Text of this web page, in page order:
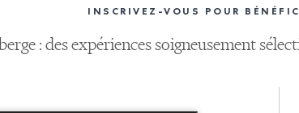
INSCRIVEZ-VOUS POUR
: des expériences soigneusement